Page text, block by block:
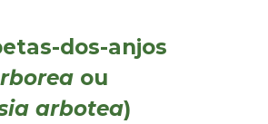
dos-anjos
ou
arbotea)